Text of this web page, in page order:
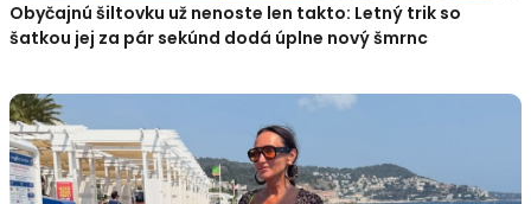
Obyčajnú šiltovku už nenoste len takto: Letný trik so
šatkou jej za pár sekúnd dodá úplne nový šmrnc